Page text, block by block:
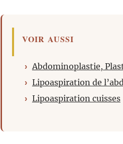
VOIR AUSSI
Abdominoplastie,
Lipoaspiration de
Lipoaspiration cuisses